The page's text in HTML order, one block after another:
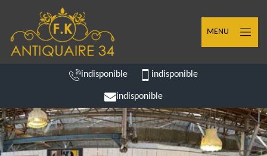
MENU
indisponible indisponible
indisponible